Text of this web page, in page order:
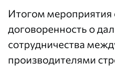
Итогом мероприятия
договоренность о
сотрудничества
производителями